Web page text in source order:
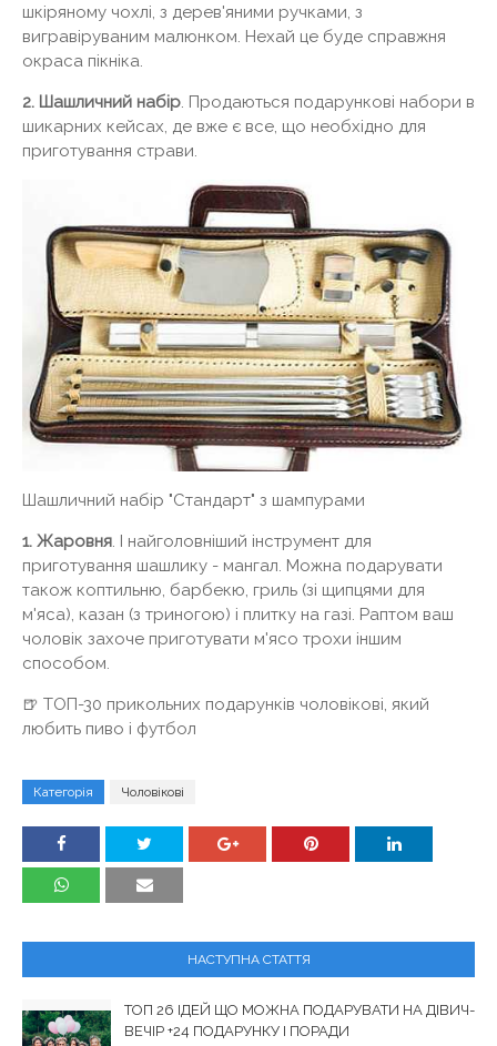
шкіряному чохлі, з дерев'яними ручками, з
вигравіруваним малюнком. Нехай це буде справжня
окраса пікніка.
2. Шашличний набір. Продаються подарункові набори в
шикарних кейсах, де вже є все, що необхідно для
приготування страви.
Шашличний набір "Стандарт" з шампурами
1. Жаровня. І найголовніший інструмент для
приготування шашлику - мангал. Можна подарувати
також коптильню, барбекю, гриль (зі щипцями для
м'яса), казан (з триногою) і плитку на газі. Раптом ваш
чоловік захоче приготувати м'ясо трохи іншим
способом.
🍺 ТОП-30 прикольних подарунків чоловікові, який
любить пиво і футбол
Категорія Чоловікові
НАСТУПНА СТАТТЯ
ТОП 26 ІДЕЙ ЩО МОЖНА ПОДАРУВАТИ НА ДІВИЧ-
ВЕЧІР +24 ПОДАРУНКУ І ПОРАДИ